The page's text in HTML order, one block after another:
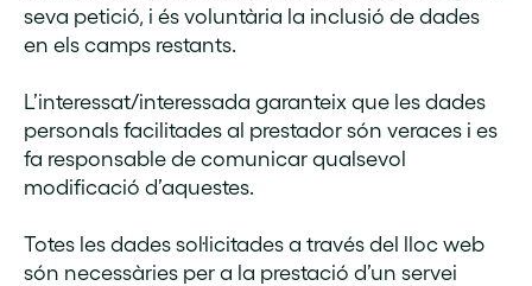
seva petició, i és voluntària la inclusió de dades
en els camps restants.
L’interessat/interessada garanteix que les dades
personals facilitades al prestador són veraces i es
fa responsable de comunicar qualsevol
modificació d’aquestes.
Totes les dades sol·licitades a través del lloc web
són necessàries per a la prestació d’un servei